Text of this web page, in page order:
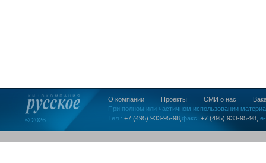
© 2026
О компании Проекты СМИ о нас
При полном или частичном использовании
Тел.: +7 (495) 933-95-98, факс: +7 (495) 933-95-98,